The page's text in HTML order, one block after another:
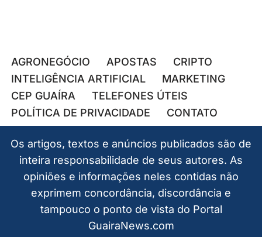
AGRONEGÓCIO APOSTAS
CRIPTO
INTELIGÊNCIA ARTIFICIAL
MARKETING
CEP GUAÍRA
TELEFONES ÚTEIS
POLÍTICA DE PRIVACIDADE
CONTATO
Os artigos, textos e anúncios publicados são de
inteira responsabilidade de seus autores. As
opiniões e informações neles contidas não
exprimem concordância, discordância e
tampouco o ponto de vista do Portal
GuairaNews.com